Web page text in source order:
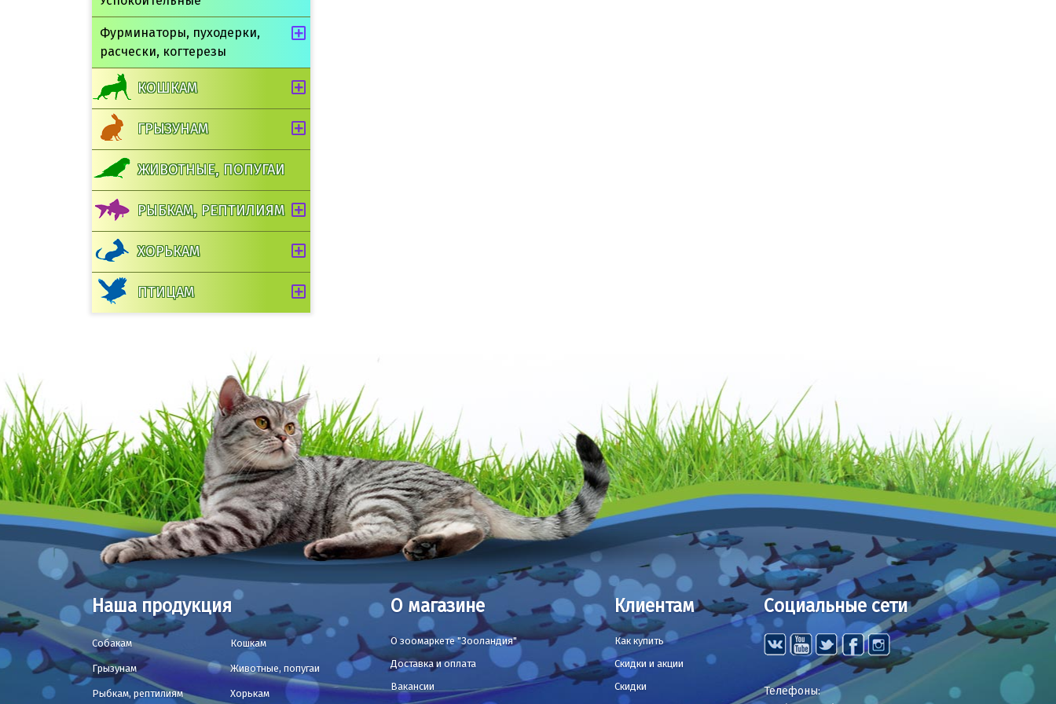
Фурминаторы, пуходерки,
расчески, когтерезы
КОШКАМ
ГРЫЗУНАМ
ЖИВОТНЫЕ, ПОПУГАИ
РЫБКАМ, РЕПТИЛИЯМ
ХОРЬКАМ
ПТИЦАМ
Наша продукция
Собакам Кошкам
Грызунам Животные, попугаи
Рыбкам, рептилиям Хорькам
О магазине
О зоомаркете "Зооландия"
Доставка и оплата
Вакансии
Клиентам
Как купить
Скидки и акции
Скидки
Социальные сети
Телефоны: